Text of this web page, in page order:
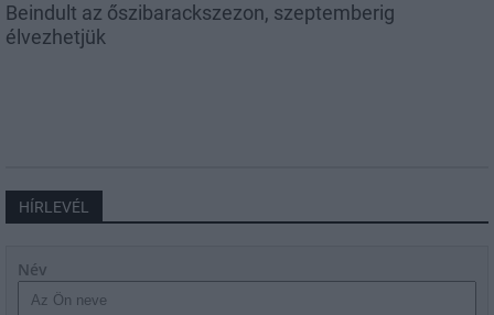
Beindult az őszibarackszezon, szeptemberig
élvezhetjük
HÍRLEVÉL
Név